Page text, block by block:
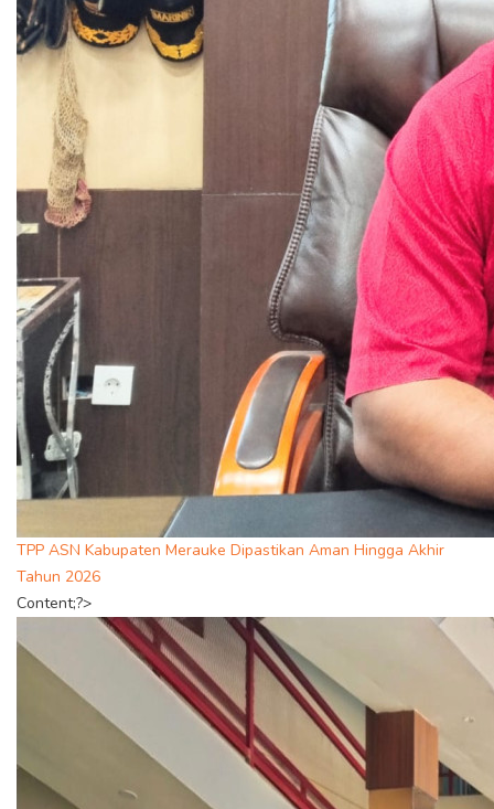
TPP ASN Kabupaten Merauke Dipastikan Aman Hingga Akhir
Tahun 2026
Content;?>